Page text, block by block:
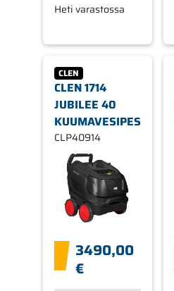
Heti varastossa
CLEN
CLEN 1714
JUBILEE 40
KUUMAVESIPESURI
CLP40914
3490,00
€